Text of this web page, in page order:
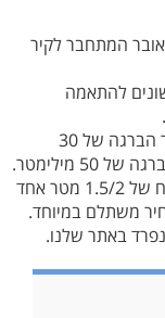
אובר המתחבר לקיר
מתוך 17 גבהים שונים להתאמה
המתקן מתאים לצלחות משקל רגילות עם קוטר הברגה של 30
מילימטר.
טיפ: ניתן לרכוש 2 יחידות, להתקין אותם במרווח של 1.5/2 מטר אחד
משתלם במיוחד.
באתר שלנו.